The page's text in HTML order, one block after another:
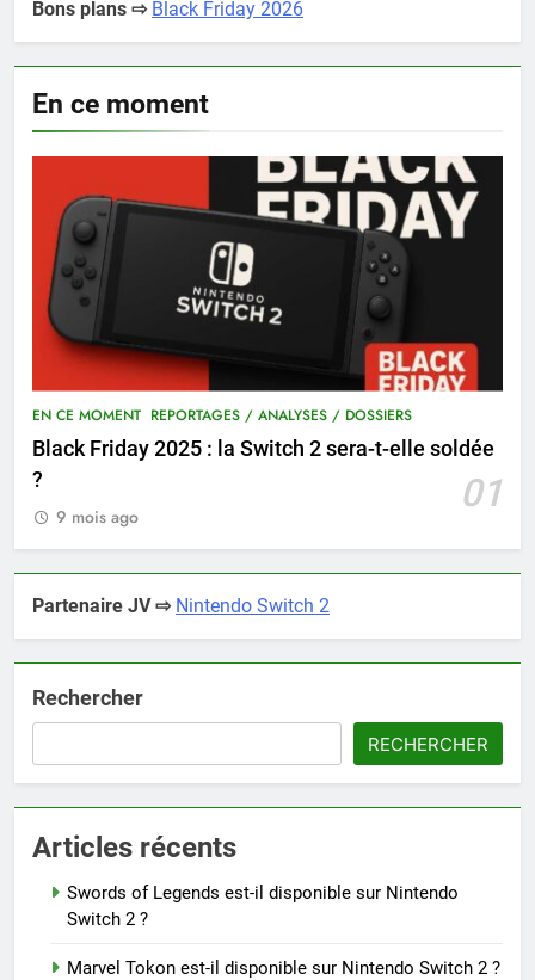
Bons plans ⇨ Black Friday 2026
En ce moment
EN CE MOMENT REPORTAGES / ANALYSES / DOSSIERS
Black Friday 2025 : la Switch 2 sera-t-elle soldée
?
01
9 mois ago
Partenaire JV ⇨ Nintendo Switch 2
Rechercher
RECHERCHER
Articles récents
Swords of Legends est-il disponible sur Nintendo
Switch 2 ?
Marvel Tokon est-il disponible sur Nintendo Switch 2 ?